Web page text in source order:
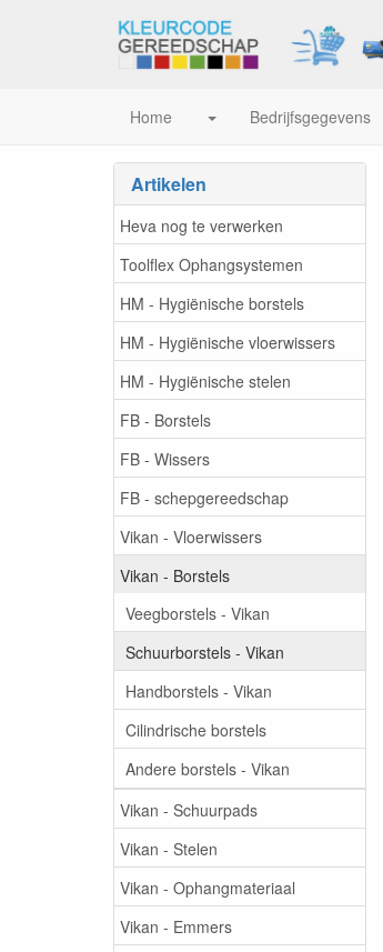
Home Bedrijfsgegevens
Artikelen
Heva nog te verwerken
Toolflex Ophangsystemen
HM - Hygiënische borstels
HM - Hygiënische vloerwissers
HM - Hygiënische stelen
FB - Borstels
FB - Wissers
FB - schepgereedschap
Vikan - Vloerwissers
Vikan - Borstels
Veegborstels - Vikan
Schuurborstels - Vikan
Handborstels - Vikan
Cilindrische borstels
Andere borstels - Vikan
Vikan - Schuurpads
Vikan - Stelen
Vikan - Ophangmateriaal
Vikan - Emmers